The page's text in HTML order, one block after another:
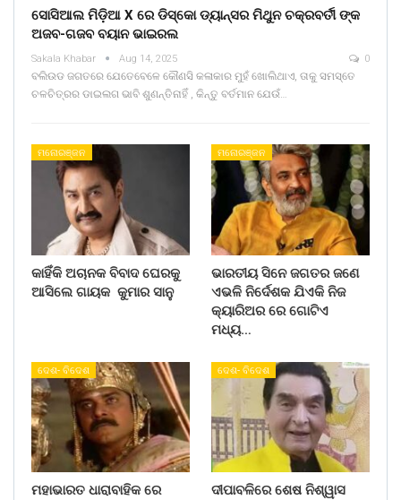
ସୋସିଆଲ ମିଡ଼ିଆ X ରେ ଡିସ୍କୋ ଡ୍ୟାନ୍ସର ମିଥୁନ ଚକ୍ରବର୍ତୀ ଙ୍କ
ଅଜବ-ଗଜବ ବୟାନ ଭାଇରଲ
Sakala Khabar Aug 14, 2025 0
ବଲିଉଡ ଜଗତରେ ଯେତେବେଳେ କୌଣସି କଳାକାର ମୁହଁ ଖୋଲିଥାଏ, ତାକୁ ସମସ୍ତେ
ଚଳଚିତ୍ରର ଡାଇଲଗ ଭାବି ଶୁଣନ୍ତିନାହିଁ , କିନ୍ତୁ ବର୍ତମାନ ଯେଉଁ…
ମନୋରଞ୍ଜନ
କାହିଁକି ଅଚାନକ ବିବାଦ ଘେରକୁ
ଆସିଲେ ଗାୟକ କୁମାର ସାନୁ
ମନୋରଞ୍ଜନ
ଭାରତୀୟ ସିନେ ଜଗତର ଜଣେ
ଏଭଳି ନିର୍ଦେଶକ ଯିଏକି ନିଜ
କ୍ୟାରିଅର ରେ ଗୋଟିଏ
ମଧ୍ୟ…
ଦେଶ- ବିଦେଶ
ମହାଭାରତ ଧାରାବାହିକ ରେ
ଦେଶ- ବିଦେଶ
ଦୀପାବଳିରେ ଶେଷ ନିଶ୍ୱାସ